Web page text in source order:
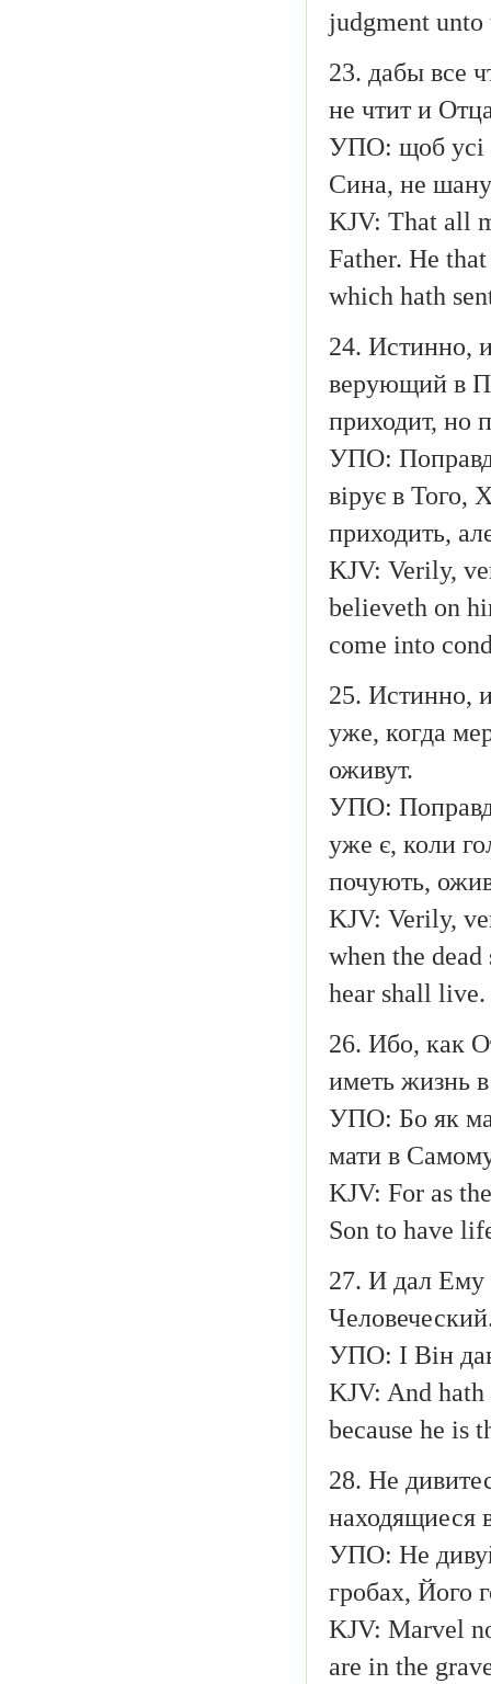
judgment unto
23. дабы все
не чтит и
УПО: щоб усі
Сина, не
KJV: That all
Father. He
which hath
24. Истинно,
верующий в
приходит, но
УПО:
вірує в Того,
приходить,
KJV: Verily,
believeth on
come into
25. Истинно,
уже, когда
оживут.
УПО:
уже є, коли
почують,
KJV: Verily,
when the
hear shall live.
26. Ибо, как
иметь жизнь
УПО: Бо як
мати в
KJV: For as
Son to have
27. И дал Ему
УПО: І Він
KJV: And
because he is
28. Не
находящиеся
УПО: Не
гробах, Його
KJV: Marvel
are in the